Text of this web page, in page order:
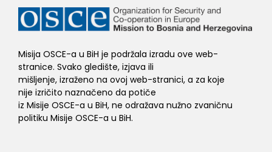
Misija OSCE-a u BiH je podržala izradu ove web-
stranice. Svako gledište, izjava ili
mišljenje, izraženo na ovoj web-stranici, a za koje
nije izričito naznačeno da potiče
iz Misije OSCE-a u BiH, ne odražava nužno zvaničnu
politiku Misije OSCE-a u BiH.